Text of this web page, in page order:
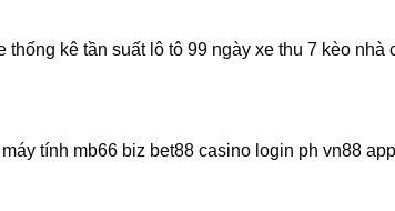
thống kê tần suất lô tô 99 ngày xe thu 7 kèo
tính mb66 biz bet88 casino login ph vn88